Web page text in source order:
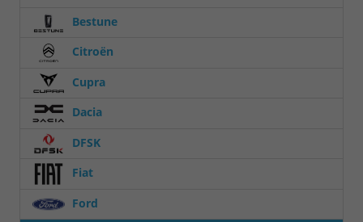
Bestune
Citroën
Cupra
Dacia
DFSK
Fiat
Ford